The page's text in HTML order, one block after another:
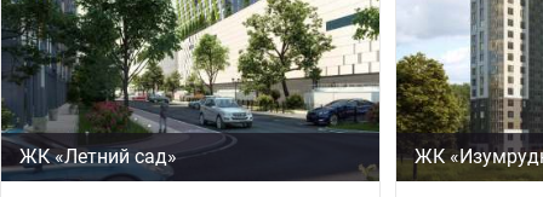
ЖК «Летний сад» ЖК